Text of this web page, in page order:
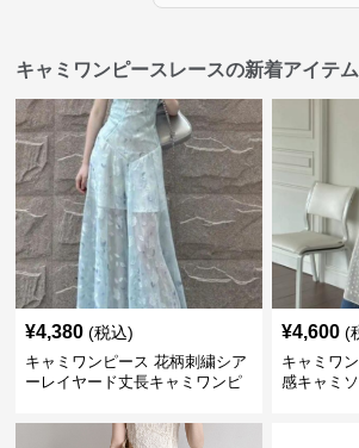
キャミワンピースレースの新着アイテム
¥4,380 (税込)
キャミワンピース 花柄刺繍シア
ーレイヤード丈長キャミワンピ
¥4,600 (
キャミワ
感キャミ